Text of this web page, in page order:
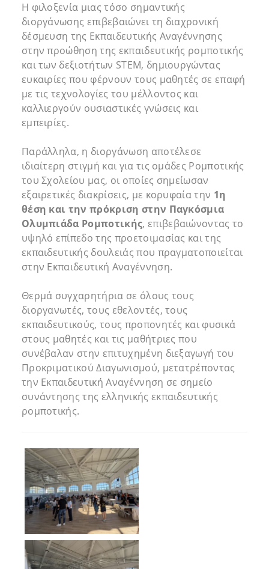
Η φιλοξενία μιας τόσο σημαντικής
διοργάνωσης επιβεβαιώνει τη διαχρονική
δέσμευση της Εκπαιδευτικής Αναγέννησης
στην προώθηση της εκπαιδευτικής ρομποτικής
και των δεξιοτήτων STEM, δημιουργώντας
ευκαιρίες που φέρνουν τους μαθητές σε επαφή
με τις τεχνολογίες του μέλλοντος και
καλλιεργούν ουσιαστικές γνώσεις και
εμπειρίες.
Παράλληλα, η διοργάνωση αποτέλεσε
ιδιαίτερη στιγμή και για τις ομάδες Ρομποτικής
του Σχολείου μας, οι οποίες σημείωσαν
εξαιρετικές διακρίσεις, με κορυφαία την 1η
θέση και την πρόκριση στην Παγκόσμια
Ολυμπιάδα Ρομποτικής, επιβεβαιώνοντας το
υψηλό επίπεδο της προετοιμασίας και της
εκπαιδευτικής δουλειάς που πραγματοποιείται
στην Εκπαιδευτική Αναγέννηση.
Θερμά συγχαρητήρια σε όλους τους
διοργανωτές, τους εθελοντές, τους
εκπαιδευτικούς, τους προπονητές και φυσικά
στους μαθητές και τις μαθήτριες που
συνέβαλαν στην επιτυχημένη διεξαγωγή του
Προκριματικού Διαγωνισμού, μετατρέποντας
την Εκπαιδευτική Αναγέννηση σε σημείο
συνάντησης της ελληνικής εκπαιδευτικής
ρομποτικής.